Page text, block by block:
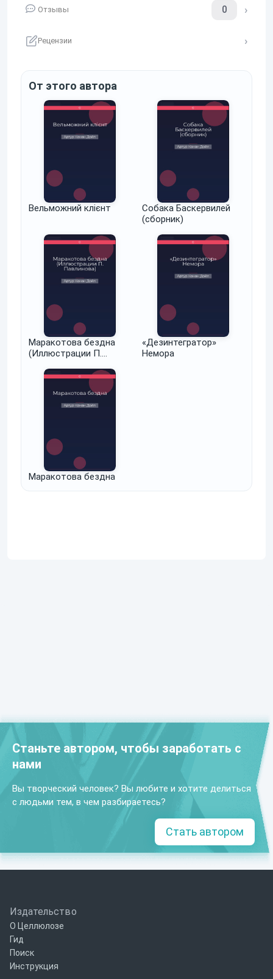
Отзывы 0
Рецензии
От этого автора
Вельможний клієнт
Собака Баскервилей
(сборник)
Маракотова бездна
(Иллюстрации П.
«Дезинтегратор»
Немора
Маракотова бездна
Станьте автором, чтобы заработать с
нами
Вы творческий человек? Вы любите и хотите делиться
с людьми тем, в чем разбираетесь?
Стать автором
Издательство
О Целлюлозе
Гид
Поиск
Инструкция